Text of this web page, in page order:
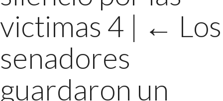
victimas 4 | ← Los
senadores
guardaron un